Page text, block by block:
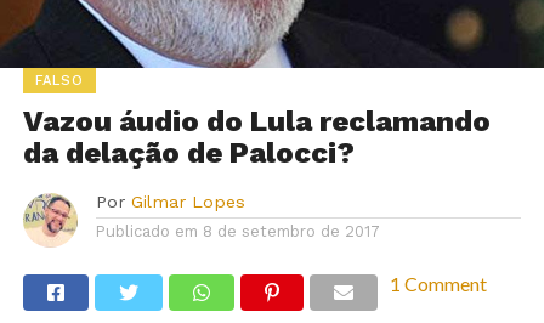
FALSO
Vazou áudio do Lula reclamando
da delação de Palocci?
Por Gilmar Lopes
Publicado em 8 de setembro de 2017
1 Comment